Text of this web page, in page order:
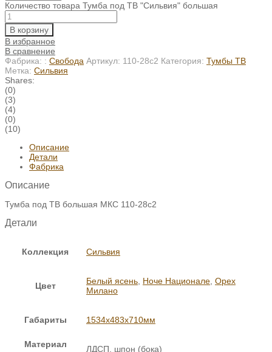
Количество товара Тумба под ТВ "Сильвия" большая
В корзину
В избранное
В сравнение
Фабрика: : Свобода Артикул: 110-28с2 Категория: Тумбы ТВ
Метка: Сильвия
Shares:
(0)
(3)
(4)
(0)
(10)
Описание
Детали
Фабрика
Описание
Тумба под ТВ большая МКС 110-28с2
Детали
Коллекция Сильвия
Цвет Белый ясень, Ноче Национале, Орех
Милано
Габариты 1534х483х710мм
Материал
ЛДСП, шпон (бока)